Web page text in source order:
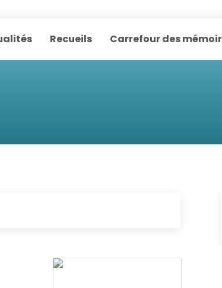
Recueils Carrefour des